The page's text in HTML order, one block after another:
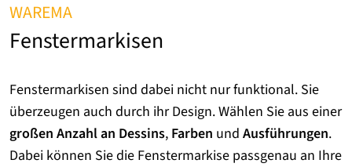
WAREMA
Fenstermarkisen
Fenstermarkisen sind dabei nicht nur funktional. Sie
überzeugen auch durch ihr Design. Wählen Sie aus einer
großen Anzahl an Dessins, Farben und Ausführungen.
Dabei können Sie die Fenstermarkise passgenau an Ihre